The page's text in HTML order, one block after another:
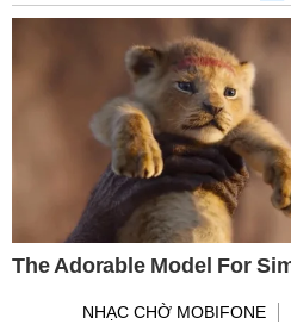
NHẠC CHỜ MOBIFONE